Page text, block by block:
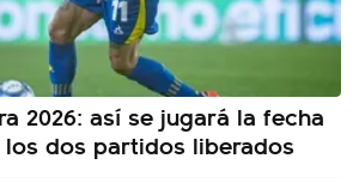
2026: así se jugará la fecha
dos partidos liberados